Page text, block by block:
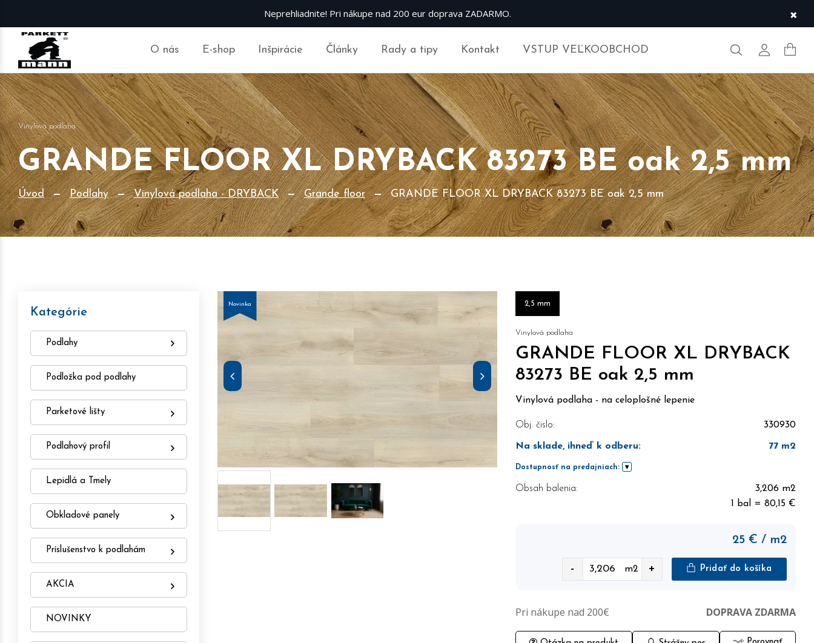
Neprehliadnite! Pri nákupe nad 200 eur doprava ZADARMO. ×
O nás E-shop Inšpirácie Články Rady a tipy Kontakt VSTUP VEĽKOOBCHOD Hľadať Môj účet
Vinylová podlaha
GRANDE FLOOR XL DRYBACK 83273 BE oak 2,5 mm
Úvod Podlahy Vinylová podlaha - DRYBACK Grande floor GRANDE FLOOR XL DRYBACK 83273 BE oak 2,5 mm
Kategórie
Podlahy
Podložka pod podlahy
Parketové lišty
Podlahový profil
Lepidlá a Tmely
Obkladové panely
Príslušenstvo k podlahám
AKCIA
NOVINKY
Novinka 2,5 mm
Vinylová podlaha
GRANDE FLOOR XL DRYBACK
83273 BE oak 2,5 mm
Vinylová podlaha - na celoplošné lepenie
Obj. čislo: 330930
Na sklade, ihneď k odberu: 77 m2
Dostupnosť na predajniach:
Obsah balenia:
3,206 m2
1 bal = 80,15 €
25 € / m2
- m2 + Pridať do košíka
Pri nákupe nad 200€ DOPRAVA ZDARMA